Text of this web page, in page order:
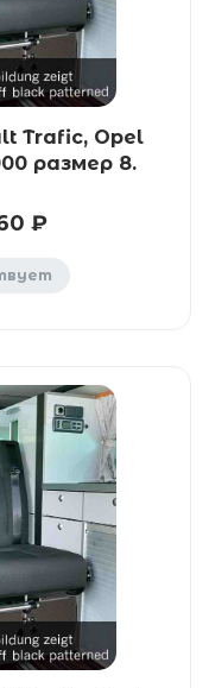
Trafic, Opel
размер 8.
₽